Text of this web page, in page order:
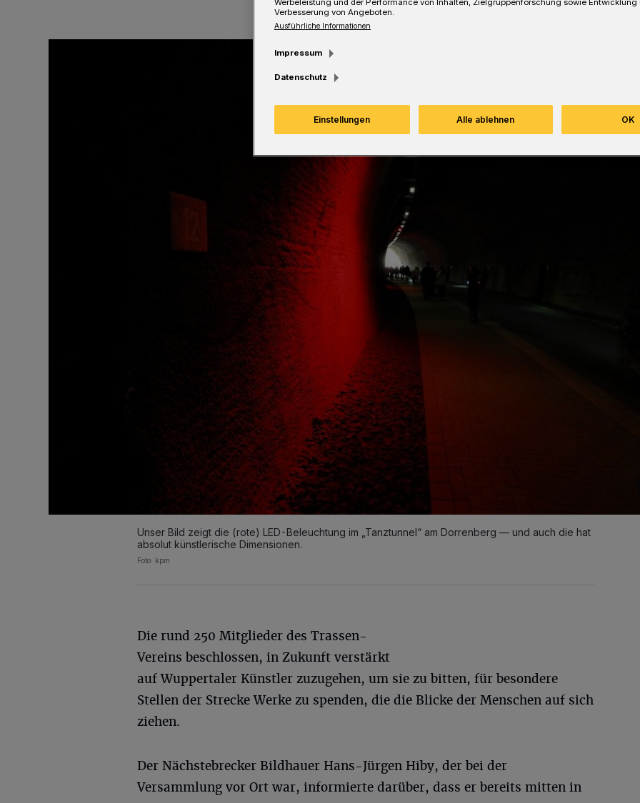
Unser Bild zeigt die (rote) LED-Beleuchtung im „Tanztunnel“ am Dorrenberg — und auch die hat
absolut künstlerische Dimensionen.
Foto: kpm
Die rund 250 Mitglieder des Trassen-
Vereins beschlossen, in Zukunft verstärkt
auf Wuppertaler Künstler zuzugehen, um sie zu bitten, für besondere
Stellen der Strecke Werke zu spenden, die die Blicke der Menschen auf sich
ziehen.
Der Nächstebrecker Bildhauer Hans-Jürgen Hiby, der bei der
Versammlung vor Ort war, informierte darüber, dass er bereits mitten in
Werbeleistung und der Performance von Inhalten, Zielgruppenforschung sowie Entwicklung
Verbesserung von Angeboten.
Ausführliche Informationen
Impressum
Datenschutz
Einstellungen Alle ablehnen OK